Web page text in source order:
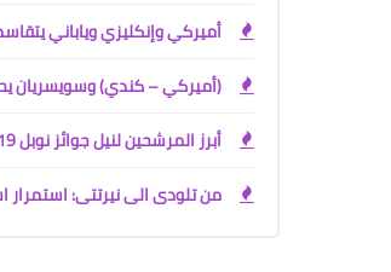
أميركي وإنكليزي وياباني
(أميركي – كندي) وسويسريان
أبرز المرشحين لنيل جوائز نوبل 2019
من تلودى الى نيرتتى: